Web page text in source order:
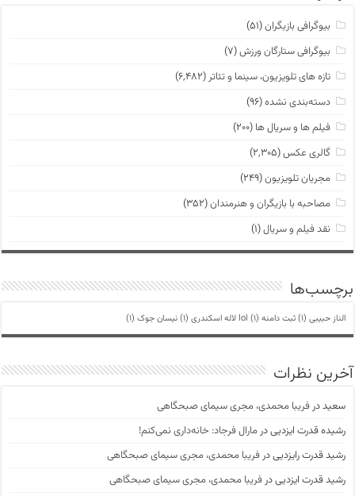
بیوگرافی بازیگران(۵۱)
بیوگرافی ستارگان ورزش(۷)
تازه های تلویزیون، سینما و تئاتر(۶,۴۸۲)
دسته‌بندی نشده(۹۶)
فیلم ها و سریال ها (۲۰۰)
گالری عکس(۲,۳۰۵)
مجریان تلویزیون(۲۴۹)
مصاحبه با بازیگران و هنرمندان(۳۵۲)
نقد فیلم و سریال(۱)
برچسب‌ها
الناز حبیبی (1) ثبت دامنه lol (1) لاله اسکندری (1) نیسان جوک (1)
آخرین نظرات
سعیددرفریبا محمدی، مجری سیمای صبحگاهی
رشیده قدرت ایزدییدرمارال فرجاد: خانه‌داری نمی‌کنم!
رشید قدرت رایزدییدرفریبا محمدی، مجری سیمای صبحگاهی
رشید قدرت ایزدییدرفریبا محمدی، مجری سیمای صبحگاهی